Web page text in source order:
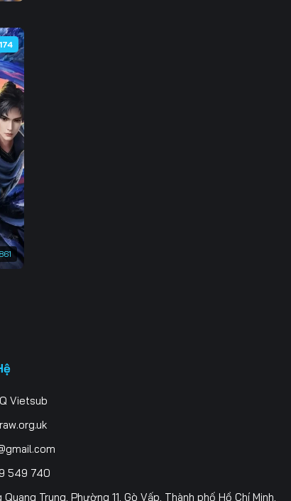
Vietsub
549 740
Trung, Phường 11, Gò Vấp, Thành phố Hồ Chí Minh,